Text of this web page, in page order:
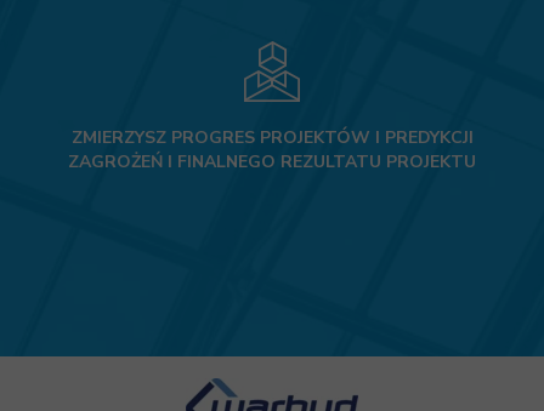
ZMIERZYSZ PROGRES PROJEKTÓW I PREDYKCJI
ZAGROŻEŃ I FINALNEGO REZULTATU PROJEKTU